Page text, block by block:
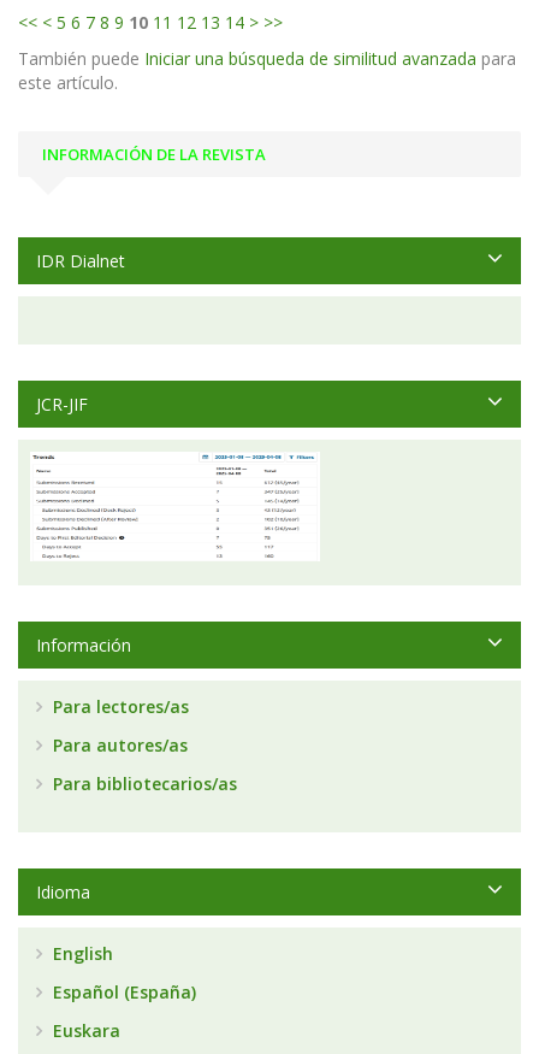
<< < 5 6 7 8 9 10 11 12 13 14 > >>
También puede Iniciar una búsqueda de similitud avanzada para
este artículo.
INFORMACIÓN DE LA REVISTA
IDR Dialnet
JCR-JIF
Información
Para lectores/as
Para autores/as
Para bibliotecarios/as
Idioma
English
Español (España)
Euskara